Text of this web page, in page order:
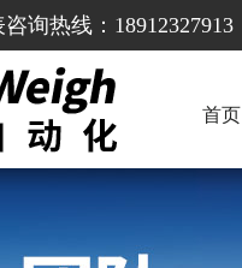
询热线：18912327913
首页